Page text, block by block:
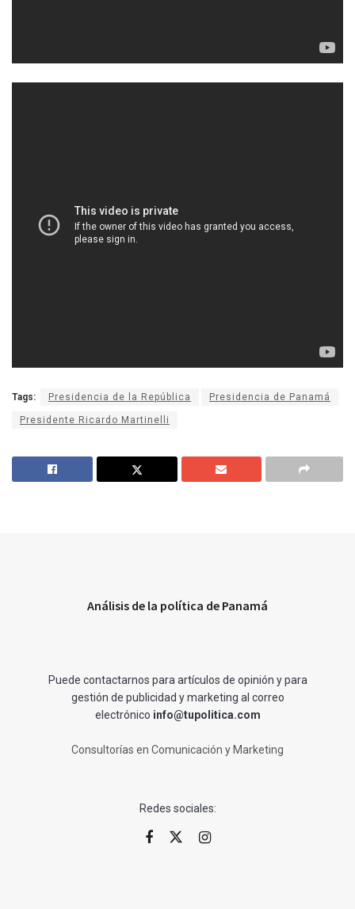
Tags: Presidencia de la República Presidencia de Panamá
Presidente Ricardo Martinelli
Análisis de la política de Panamá
Puede contactarnos para artículos de opinión y para
gestión de publicidad y marketing al correo
electrónico info@tupolitica.com
Consultorías en Comunicación y Marketing
Redes sociales: